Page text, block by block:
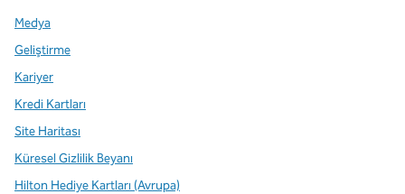
Medya
Geliştirme
Kariyer
Kredi Kartları
Site Haritası
Küresel Gizlilik Beyanı
Hilton Hediye Kartları (Avrupa)